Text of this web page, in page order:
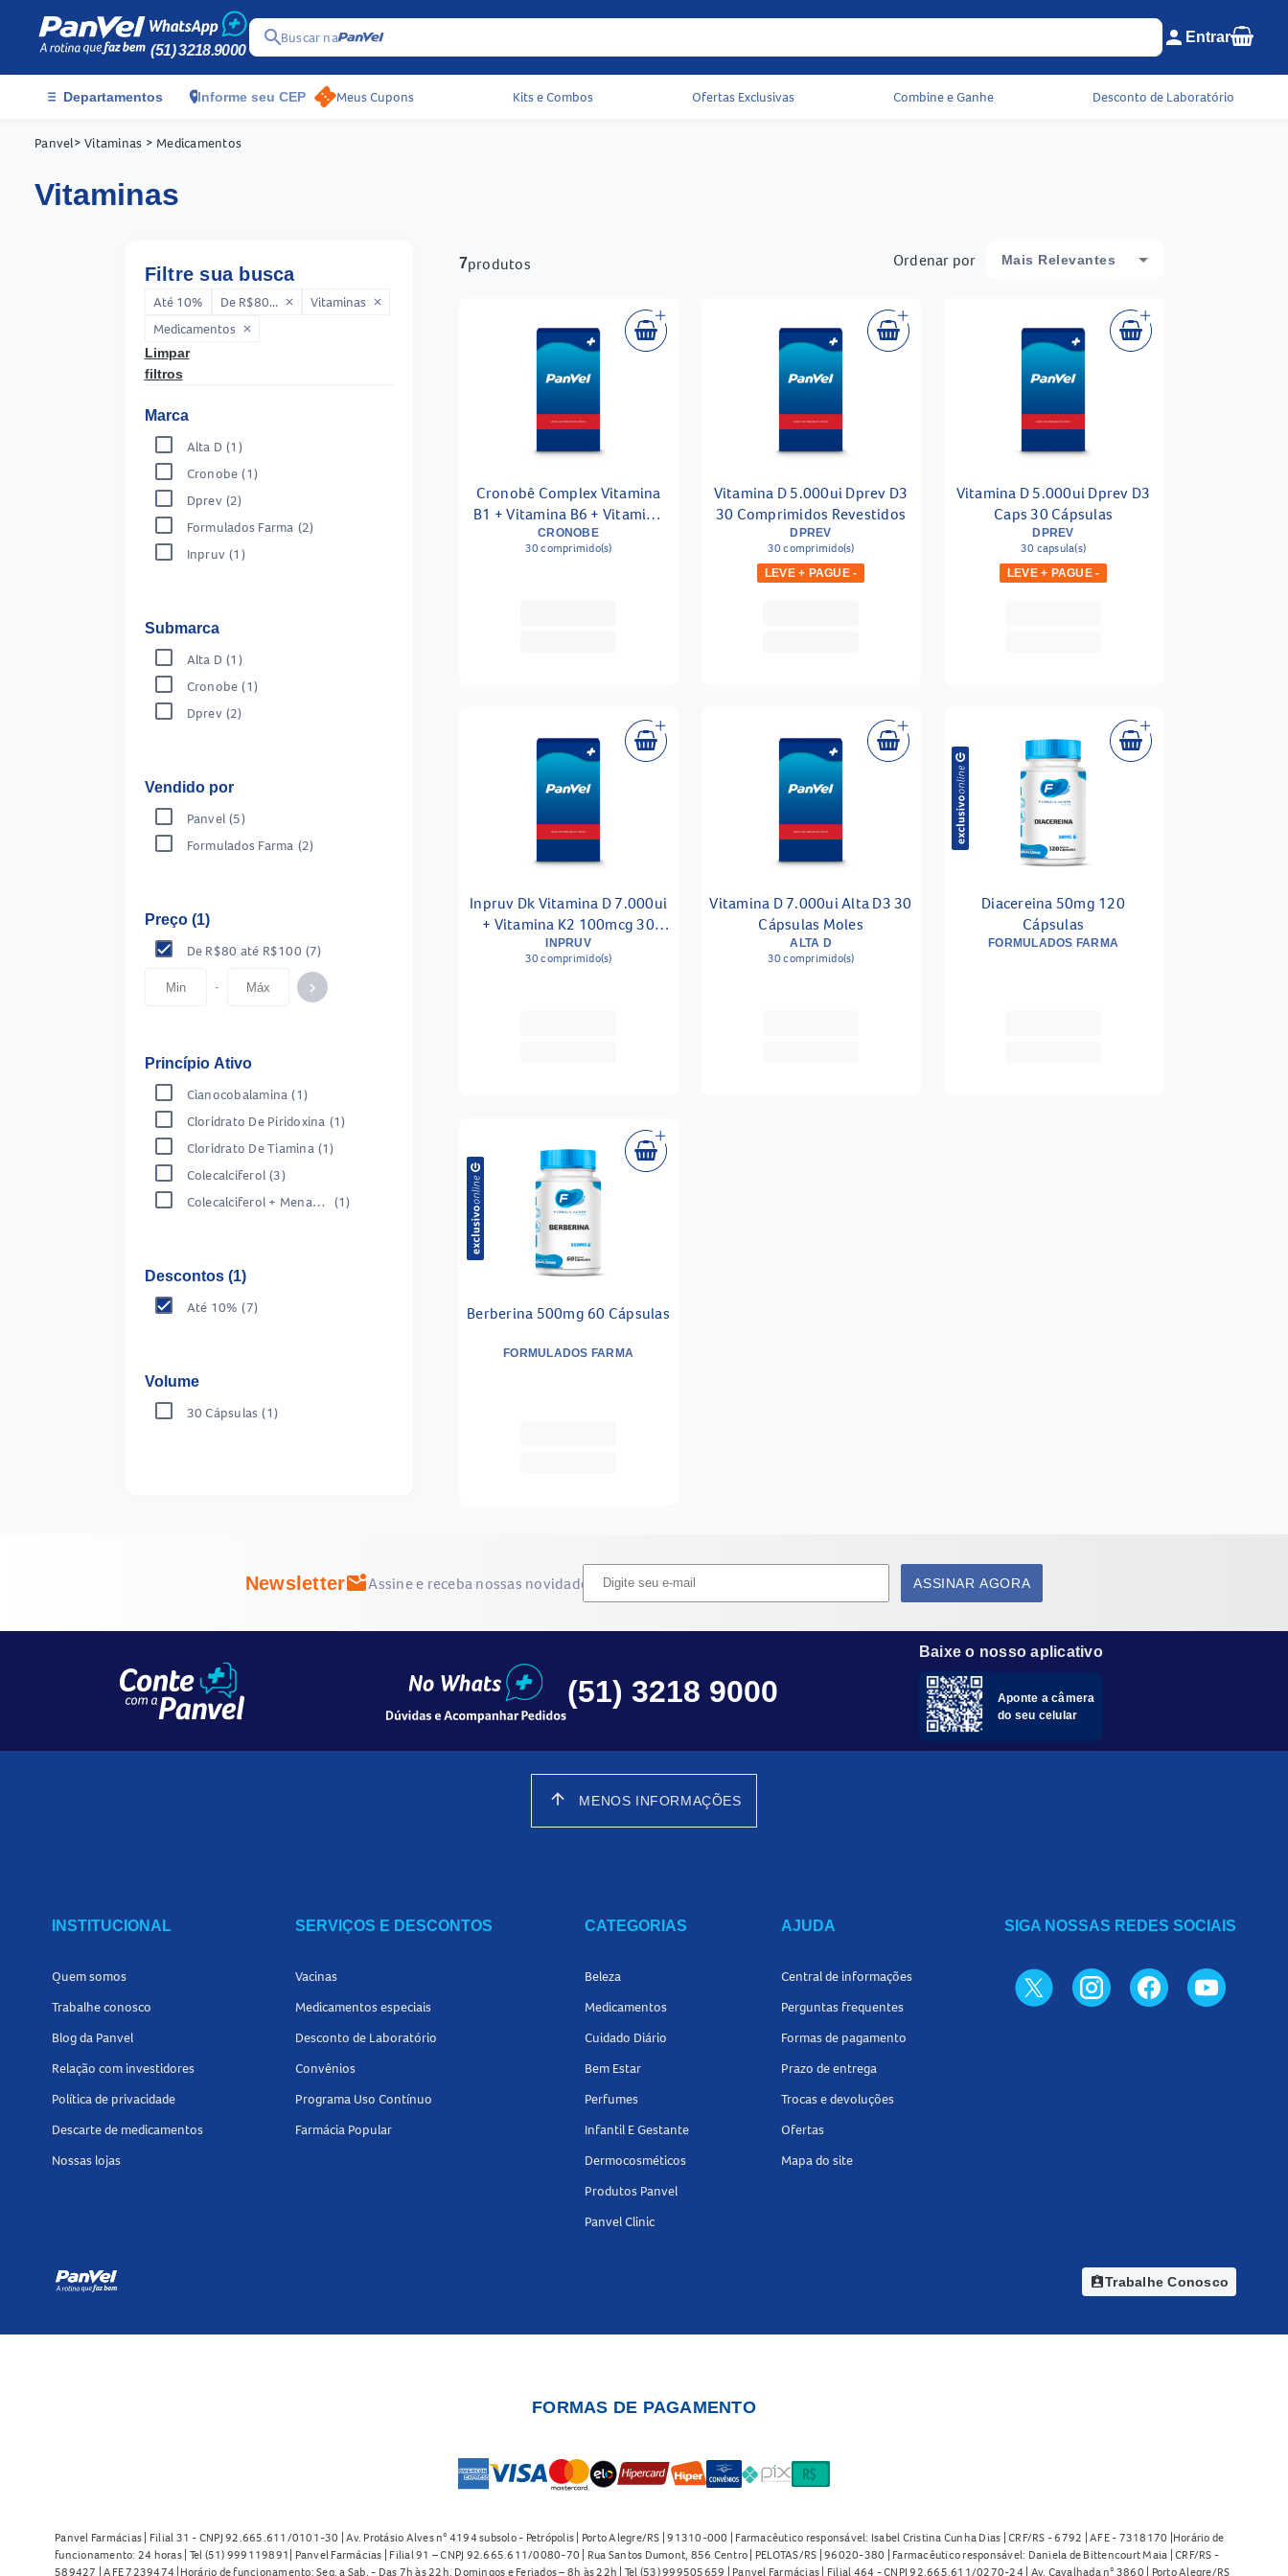
(51) 3218.9000
searchBuscar na Menu do cliente e
person Entrar Seu
Acessos rápidos do cabeçalho
menu Departamentos location_onInforme seu CEP Meus Cupons Kits e Combos Ofertas Exclusivas Combine e Ganhe Desconto de Laboratório
Panvel> Vitaminas > Medicamentos
vitaminas
Filtre sua busca
Até 10% De R$80... close Vitaminas close
Medicamentos close
Limpar
filtros
Marca
Alta D (1)
Cronobe (1)
Dprev (2)
Formulados Farma (2)
Inpruv (1)
Submarca
Alta D (1)
Cronobe (1)
Dprev (2)
Vendido por
Panvel (5)
Formulados Farma (2)
Preço (1)
De R$80 até R$100 (7)
- keyboard_arrow_right
Princípio Ativo
Cianocobalamina (1)
Cloridrato De Piridoxina (1)
Cloridrato De Tiamina (1)
Colecalciferol (3)
Colecalciferol + Menaeptenona
(1)
Descontos (1)
Até 10% (7)
Volume
30 Cápsulas (1)
7produtos Ordenar por Mais Relevantes
Cronobê Complex Vitamina
B1 + Vitamina B6 + Vitamina
B12 30 Comprimidos
Revestidos
CRONOBE
30 comprimido(s)
Vitamina D 5.000ui Dprev D3
30 Comprimidos Revestidos
DPREV
30 comprimido(s)
LEVE + PAGUE -
Vitamina D 5.000ui Dprev D3
Caps 30 Cápsulas
DPREV
30 capsula(s)
LEVE + PAGUE -
Inpruv Dk Vitamina D 7.000ui
+ Vitamina K2 100mcg 30
Comprimidos Revestidos
INPRUV
30 comprimido(s)
Vitamina D 7.000ui Alta D3 30
Cápsulas Moles
ALTA D
30 comprimido(s)
Diacereina 50mg 120
Cápsulas
FORMULADOS FARMA
Berberina 500mg 60 Cápsulas
FORMULADOS FARMA
Newslettermark_email_unreadAssine e receba nossas novidades ASSINAR AGORA
(51) 3218 9000
Baixe o nosso aplicativo
Aponte a câmera
do seu celular
arrow_upward MENOS INFORMAÇÕES
INSTITUCIONAL
Quem somos
Trabalhe conosco
Blog da Panvel
Relação com investidores
Política de privacidade
Descarte de medicamentos
Nossas lojas
SERVIÇOS E DESCONTOS
Vacinas
Medicamentos especiais
Desconto de Laboratório
Convênios
Programa Uso Contínuo
Farmácia Popular
CATEGORIAS
Beleza
Medicamentos
Cuidado Diário
Bem Estar
Perfumes
Infantil E Gestante
Dermocosméticos
Produtos Panvel
Panvel Clinic
AJUDA
Central de informações
Perguntas frequentes
Formas de pagamento
Prazo de entrega
Trocas e devoluções
Ofertas
Mapa do site
SIGA NOSSAS REDES SOCIAIS
assignment_indTrabalhe Conosco
FORMAS DE PAGAMENTO
Panvel Farmácias | Filial 31 - CNPJ 92.665.611/0101-30 | Av. Protásio Alves n° 4194 subsolo - Petrópolis | Porto Alegre/RS | 91310-000 | Farmacêutico responsável: Isabel Cristina Cunha Dias | CRF/RS - 6792 | AFE - 7318170 |Horário de
funcionamento: 24 horas | Tel (51) 999119891| Panvel Farmácias | Filial 91 – CNPJ 92.665.611/0080-70 | Rua Santos Dumont, 856 Centro | PELOTAS/RS | 96020-380 | Farmacêutico responsável: Daniela de Bittencourt Maia | CRF/RS -
589427 | AFE 7239474 |Horário de funcionamento: Seg. a Sab. - Das 7h às 22h. Domingos e Feriados – 8h às 22h | Tel (53) 999505659 | Panvel Farmácias | Filial 464 - CNPJ 92.665.611/0270-24 | Av. Cavalhada n° 3860 | Porto Alegre/RS